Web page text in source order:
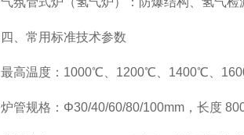
四、常用标准技术参数
最高温度：1000℃、1200℃、1400℃、
炉管规格：Φ30/40/60/80/100mm，长度